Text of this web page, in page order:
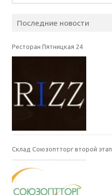
Последние новости
Ресторан Пятницкая 24
Склад Союзоптторг второй этап